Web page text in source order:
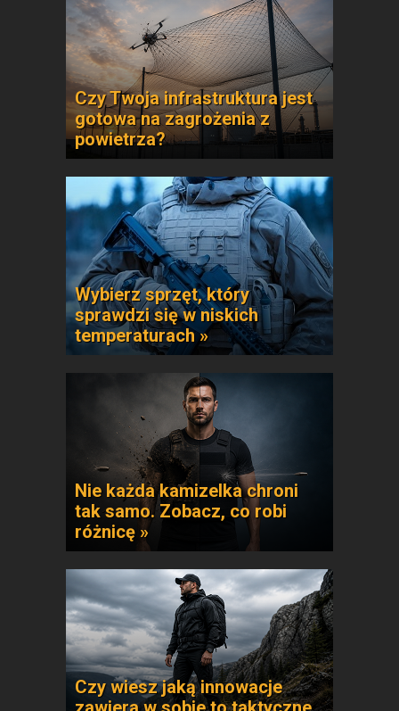
Czy Twoja infrastruktura jest
gotowa na zagrożenia z
powietrza?
Wybierz sprzęt, który
sprawdzi się w niskich
temperaturach »
Nie każda kamizelka chroni
tak samo. Zobacz, co robi
różnicę »
Czy wiesz jaką innowacje